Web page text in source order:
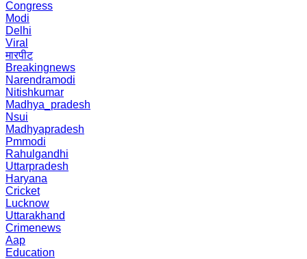
Congress
Modi
Delhi
Viral
मारपीट
Breakingnews
Narendramodi
Nitishkumar
Madhya_pradesh
Nsui
Madhyapradesh
Pmmodi
Rahulgandhi
Uttarpradesh
Haryana
Cricket
Lucknow
Uttarakhand
Crimenews
Aap
Education